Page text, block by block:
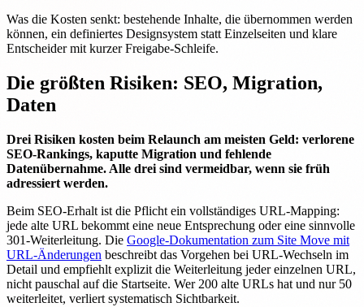
Was die Kosten senkt: bestehende Inhalte, die übernommen werden
können, ein definiertes Designsystem statt Einzelseiten und klare
Entscheider mit kurzer Freigabe-Schleife.
Die größten Risiken: SEO, Migration,
Daten
Drei Risiken kosten beim Relaunch am meisten Geld: verlorene
SEO-Rankings, kaputte Migration und fehlende
Datenübernahme. Alle drei sind vermeidbar, wenn sie früh
adressiert werden.
Beim SEO-Erhalt ist die Pflicht ein vollständiges URL-Mapping:
jede alte URL bekommt eine neue Entsprechung oder eine sinnvolle
301-Weiterleitung. Die Google-Dokumentation zum Site Move mit
URL-Änderungen beschreibt das Vorgehen bei URL-Wechseln im
Detail und empfiehlt explizit die Weiterleitung jeder einzelnen URL,
nicht pauschal auf die Startseite. Wer 200 alte URLs hat und nur 50
weiterleitet, verliert systematisch Sichtbarkeit.